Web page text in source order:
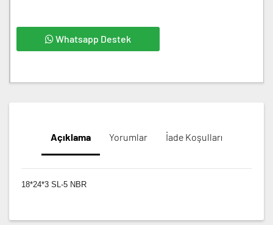
Whatsapp Destek
Açıklama Yorumlar İade Koşulları
18*24*3 SL-5 NBR